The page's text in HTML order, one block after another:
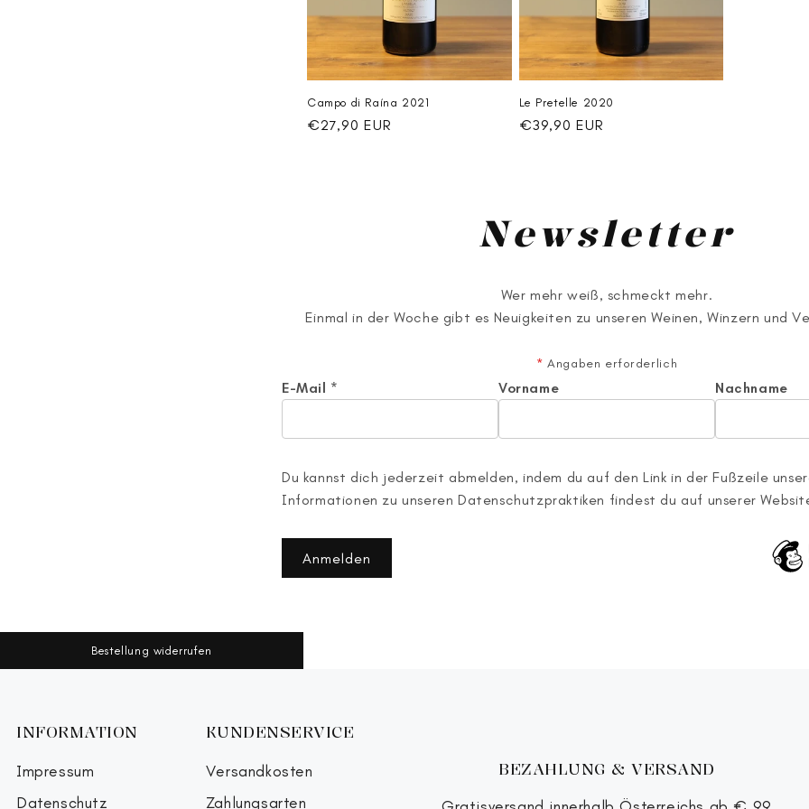
Campo di Raína 2021
Normaler
€27,90 EUR
Le Pretelle 2020
Normaler
€39,90 EUR
Newsletter
Wer mehr weiß, schmeckt mehr.
Einmal in der Woche gibt es Neuigkeiten zu unseren Weinen, Winzern und
* Angaben erforderlich
E-Mail * Vorname Nachname
Du kannst dich jederzeit abmelden, indem du auf den Link in der Fußzeile
Informationen zu unseren Datenschutzpraktiken findest du auf unserer
Anmelden
Bestellung widerrufen
INFORMATION
Impressum
Datenschutz
KUNDENSERVICE
Versandkosten
Zahlungsarten
BEZAHLUNG & VERSAND